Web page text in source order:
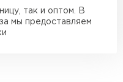
так и оптом. В
мы предоставляем